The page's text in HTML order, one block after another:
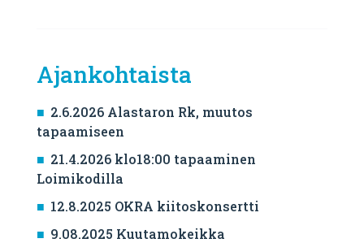
Ajankohtaista
2.6.2026 Alastaron Rk, muutos
tapaamiseen
21.4.2026 klo18:00 tapaaminen
Loimikodilla
12.8.2025 OKRA kiitoskonsertti
9.08.2025 Kuutamokeikka